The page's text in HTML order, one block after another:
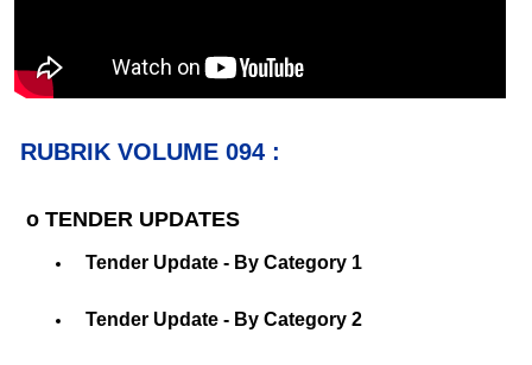
RUBRIK VOLUME 094 :
o TENDER UPDATES
Tender Update - By Category 1
Tender Update - By Category 2
o
s